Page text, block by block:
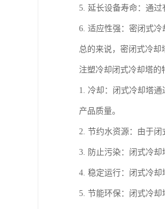
5. 延长设备寿命：通过
6. 适应性强：密闭式冷
总的来说，密闭式冷却
注塑冷却闭式冷却塔的
1. 冷却：闭式冷却塔
产品质量。
2. 节约水资源：由于闭
3. 防止污染：闭式冷却
4. 稳定运行：闭式冷却
5. 节能环保：闭式冷却